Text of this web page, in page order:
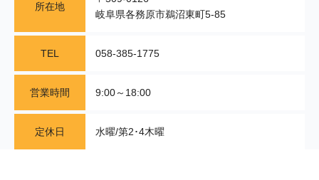
所在地
岐阜県各務原市鵜沼東町5-85
TEL 058-385-1775
営業時間 9:00～18:00
定休日 水曜/第2･4木曜